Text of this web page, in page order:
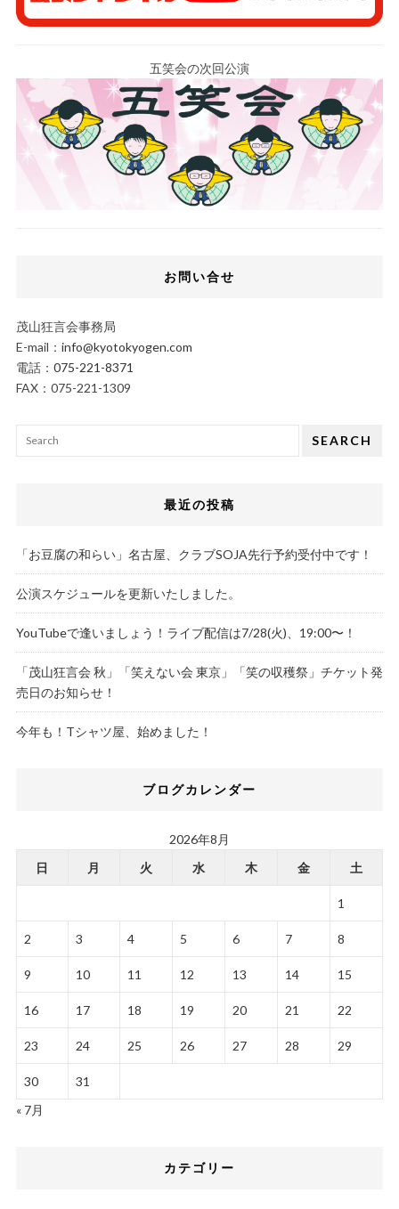
五笑会の次回公演
お問い合せ
茂山狂言会事務局
E-mail： info@kyotokyogen.com
電話： 075-221-8371
FAX：075-221-1309
SEARCH
最近の投稿
「お豆腐の和らい」名古屋、クラブSOJA先行予約受付中です！
公演スケジュールを更新いたしました。
YouTubeで逢いましょう！ライブ配信は7/28(火)、19:00〜！
「茂山狂言会 秋」「笑えない会 東京」「笑の収穫祭」チケット発
売日のお知らせ！
今年も！Tシャツ屋、始めました！
ブログカレンダー
2026年8月
日
月 火 水 木 金 土
1
2 3 4 5 6 7 8
9 10 11 12 13 14 15
16 17 18 19 20 21 22
23 24 25 26 27 28 29
30
31
« 7月
カテゴリー